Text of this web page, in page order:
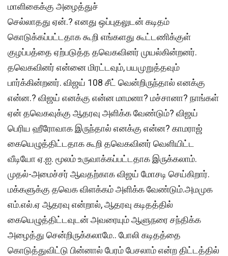
மாளிகைக்கு அழைத்துச்
செல்லாதது ஏன்.? எனது ஒப்புதலுடன் கடிதம்
கொடுக்கப்பட்டதாக கூறி எங்களது கூட்டணிக்குள்
குழப்பத்தை ஏற்படுத்த தவெகவினர் முயல்கின்றனர்.
தவெகவினர் என்னை மிரட்டவும், பயமுறுத்தவும்
பார்க்கின்றனர். விஜய் 108 சீட் வென்றிருந்தால் எனக்கு
என்ன.? விஜய் எனக்கு என்ன மாமனா? மச்சானா? நாங்கள்
ஏன் தவெகவுக்கு ஆதரவு அளிக்க வேண்டும்? விஜய்
பெரிய ஹீரோவாக இருந்தால் எனக்கு என்ன? காமராஜ்
கையெழுத்திட்டதாக கூறி தவெகவினர் வெளியிட்ட
வீடியோ ஏ.ஐ. மூலம் உருவாக்கப்பட்டதாக இருக்கலாம்.
முதல்-அமைச்சர் ஆவதற்காக விஜய் மோசடி செய்கிறார்.
மக்களுக்கு தவெக விளக்கம் அளிக்க வேண்டும்.அமமுக
எம்.எல்.ஏ ஆதரவு என்றால், ஆதரவு கடிதத்தில்
கையெழுத்திட்டவுடன் அவரையும் ஆளுநரை சந்திக்க
அழைத்து சென்றிருக்கலாமே.. போலி கடிதத்தை
கொடுத்துவிட்டு பின்னால் பேரம் பேசலாம் என்ற திட்டத்தில்